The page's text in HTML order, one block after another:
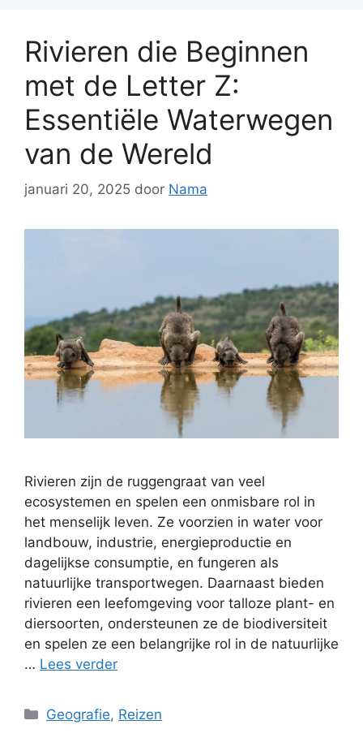
Rivieren die Beginnen
met de Letter Z:
Essentiële Waterwegen
van de Wereld
januari 20, 2025 door Nama
Rivieren zijn de ruggengraat van veel
ecosystemen en spelen een onmisbare rol in
het menselijk leven. Ze voorzien in water voor
landbouw, industrie, energieproductie en
dagelijkse consumptie, en fungeren als
natuurlijke transportwegen. Daarnaast bieden
rivieren een leefomgeving voor talloze plant- en
diersoorten, ondersteunen ze de biodiversiteit
en spelen ze een belangrijke rol in de natuurlijke
… Lees verder
Categorieën
Geografie, Reizen